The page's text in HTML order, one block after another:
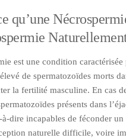
qu’une
est une condition caractérisée
de spermatozoïdes morts
la fertilité masculine. En cas
présents dans
à-dire incapables de féconder
naturelle difficile, voire